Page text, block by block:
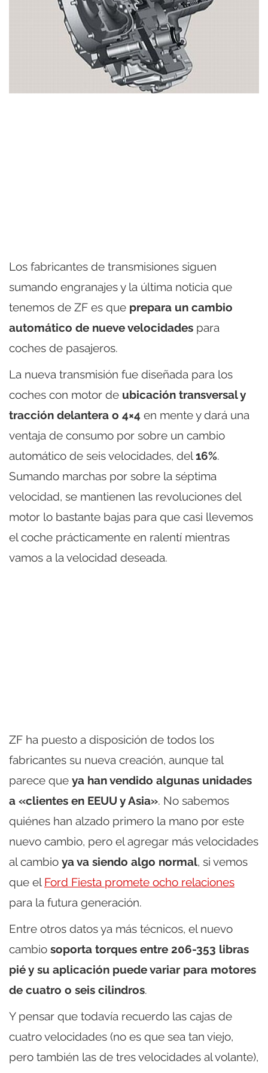
Los fabricantes de transmisiones siguen
sumando engranajes y la última noticia que
tenemos de ZF es que prepara un cambio
automático de nueve velocidades para
coches de pasajeros.
La nueva transmisión fue diseñada para los
coches con motor de ubicación transversal y
tracción delantera o 4×4 en mente y dará una
ventaja de consumo por sobre un cambio
automático de seis velocidades, del16%.
Sumando marchas por sobre la séptima
velocidad, se mantienen las revoluciones del
motor lo bastante bajas para que casi llevemos
el coche prácticamente en ralentí mientras
vamos a la velocidad deseada.
ZF ha puesto a disposición de todos los
fabricantes su nueva creación, aunque tal
parece que ya han vendido algunas unidades
a «clientes en EEUU y Asia». No sabemos
quiénes han alzado primero la mano por este
nuevo cambio, pero el agregar más velocidades
al cambio ya va siendo algo normal, si vemos
que el Ford Fiesta promete ocho relaciones
para la futura generación.
Entre otros datos ya más técnicos, el nuevo
cambio soporta torques entre 206-353 libras
pié y su aplicación puede variar para motores
de cuatro o seis cilindros.
Y pensar que todavía recuerdo las cajas de
cuatro velocidades (no es que sea tan viejo,
pero también las de tres velocidades al volante),